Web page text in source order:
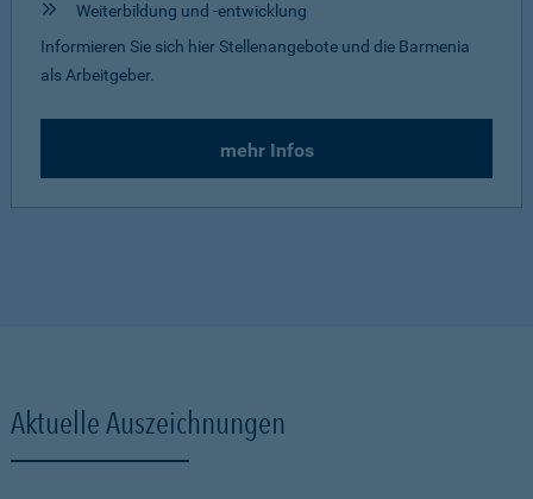
Weiterbildung und -entwicklung
Informieren Sie sich hier Stellenangebote und die Barmenia
als Arbeitgeber.
mehr Infos
Aktuelle Auszeichnungen